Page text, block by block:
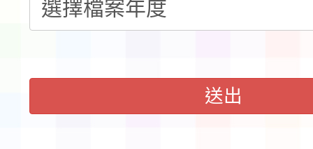
告(不再辦理後續甄選)
賽實施要點」1份
本市「115學年度學生
展演活動實施計畫」
送出